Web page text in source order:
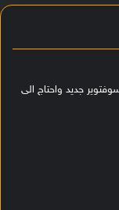
جديد واحتاج الى